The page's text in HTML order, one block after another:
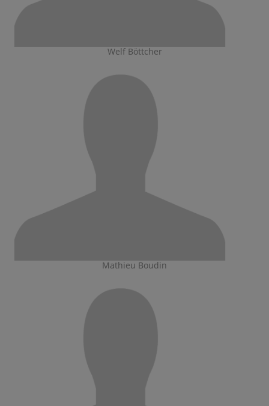
Welf Böttcher
Mathieu Boudin